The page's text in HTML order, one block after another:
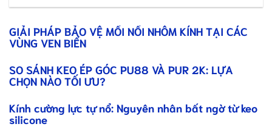
GIẢI PHÁP BẢO VỆ MỐI NỐI NHÔM KÍNH TẠI CÁC
VÙNG VEN BIỂN
SO SÁNH KEO ÉP GÓC PU88 VÀ PUR 2K: LỰA
CHỌN NÀO TỐI ƯU?
Kính cường lực tự nổ: Nguyên nhân bất ngờ từ keo
silicone